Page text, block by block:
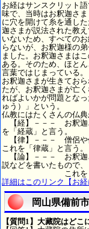
お経はサンスクリット
味で、当時はお釈迦さ
に穴を開けて糸を通し
迦さまが説法された教
いないため、すべての
らないが、お釈迦様の
ました。お釈迦さまは
ある。そのため、ほと
言葉ではじまっている。
お釈迦さまが生きてお
たが、お釈迦さまが亡
ればよいかが問題とな
ゅう）」という。
仏教にはたくさんの仏
【経】－－－ お釈迦
を「経蔵」と言う。
【律】－－－ 僧侶や
これを「律蔵」と言う。
【論】－－－ お釈迦
説などを書いたもので、
これを「論蔵
詳細はこのリンク【お経
岡山県備前
【質問1】大藏院はどこ